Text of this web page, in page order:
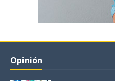
Opinión